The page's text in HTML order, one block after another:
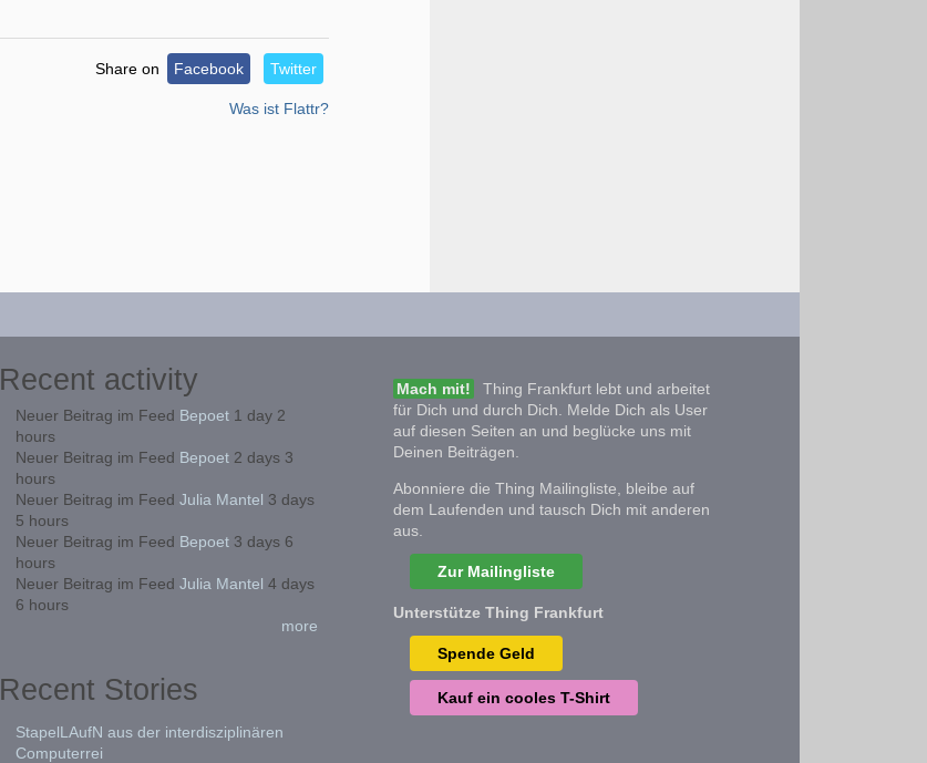
Share on Facebook Twitter
Was ist Flattr?
Recent activity
Neuer Beitrag im Feed Bepoet1 day 2
hours
Neuer Beitrag im Feed Bepoet2 days 3
hours
Neuer Beitrag im Feed Julia Mantel 3 days
5 hours
Neuer Beitrag im Feed Bepoet3 days 6
hours
Neuer Beitrag im Feed Julia Mantel 4 days
6 hours
more
Recent Stories
StapelLAufN aus der interdisziplinären
Computerrei
Mach mit!
Thing Frankfurt lebt und arbeitet
für Dich und durch Dich. Melde Dich als User
auf diesen Seiten an und beglücke uns mit
Deinen Beiträgen.
Abonniere die Thing Mailingliste, bleibe auf
dem Laufenden und tausch Dich mit anderen
aus.
Zur Mailingliste
Unterstütze Thing Frankfurt
Spende Geld
Kauf ein cooles T-Shirt